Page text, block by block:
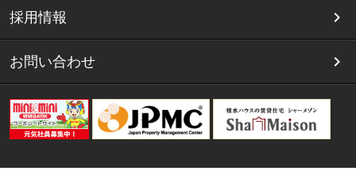
採用情報
お問い合わせ